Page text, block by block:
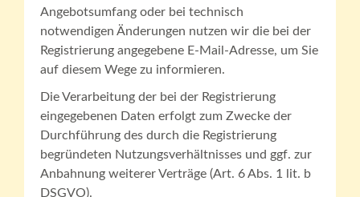
Angebotsumfang oder bei technisch
notwendigen Änderungen nutzen wir die bei der
Registrierung angegebene E-Mail-Adresse, um Sie
auf diesem Wege zu informieren.
Die Verarbeitung der bei der Registrierung
eingegebenen Daten erfolgt zum Zwecke der
Durchführung des durch die Registrierung
begründeten Nutzungsverhältnisses und ggf. zur
Anbahnung weiterer Verträge (Art. 6 Abs. 1 lit. b
DSGVO).